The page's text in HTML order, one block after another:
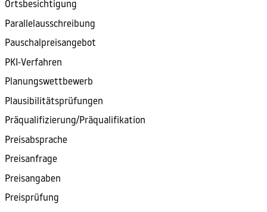
Ortsbesichtigung
Parallelausschreibung
Pauschalpreisangebot
PKI-Verfahren
Planungswettbewerb
Plausibilitätsprüfungen
Präqualifizierung/Präqualifikation
Preisabsprache
Preisanfrage
Preisangaben
Preisprüfung